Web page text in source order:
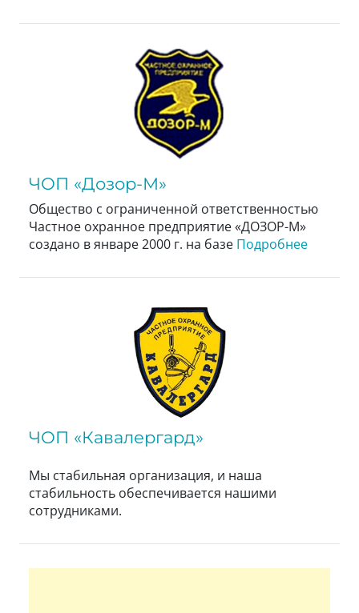
ЧОП «Дозор-М»
Общество с ограниченной ответственностью
Частное охранное предприятие «ДОЗОР-М»
создано в январе 2000 г. на базе Подробнее
ЧОП «Кавалергард»
Мы стабильная организация, и наша
стабильность обеспечивается нашими
сотрудниками.